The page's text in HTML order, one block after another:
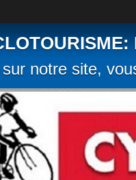
notre site,